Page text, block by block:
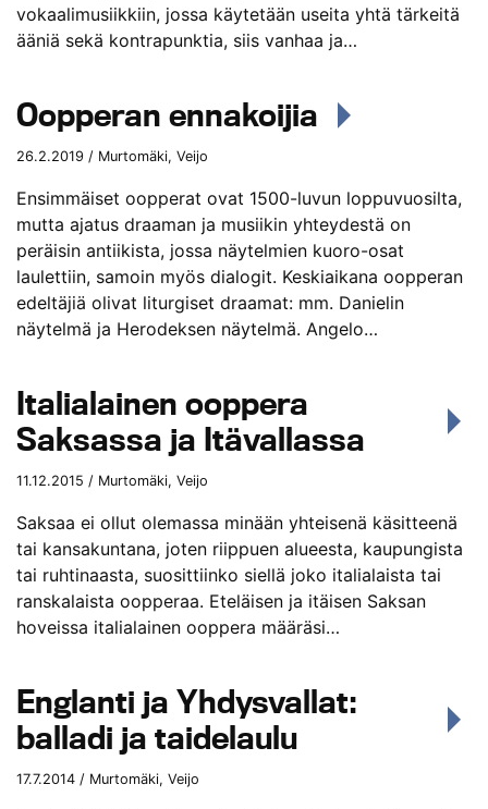
vokaalimusiikkiin, jossa käytetään useita yhtä tärkeitä
ääniä sekä kontrapunktia, siis vanhaa ja…
Oopperan ennakoijia
26.2.2019 / Murtomäki, Veijo
Ensimmäiset oopperat ovat 1500-luvun loppuvuosilta,
mutta ajatus draaman ja musiikin yhteydestä on
peräisin antiikista, jossa näytelmien kuoro-osat
laulettiin, samoin myös dialogit. Keskiaikana oopperan
edeltäjiä olivat liturgiset draamat: mm. Danielin
näytelmä ja Herodeksen näytelmä. Angelo…
Italialainen ooppera
Saksassa ja Itävallassa
11.12.2015 / Murtomäki, Veijo
Saksaa ei ollut olemassa minään yhteisenä käsitteenä
tai kansakuntana, joten riippuen alueesta, kaupungista
tai ruhtinaasta, suosittiinko siellä joko italialaista tai
ranskalaista oopperaa. Eteläisen ja itäisen Saksan
hoveissa italialainen ooppera määräsi…
Englanti ja Yhdysvallat:
balladi ja taidelaulu
17.7.2014 / Murtomäki, Veijo